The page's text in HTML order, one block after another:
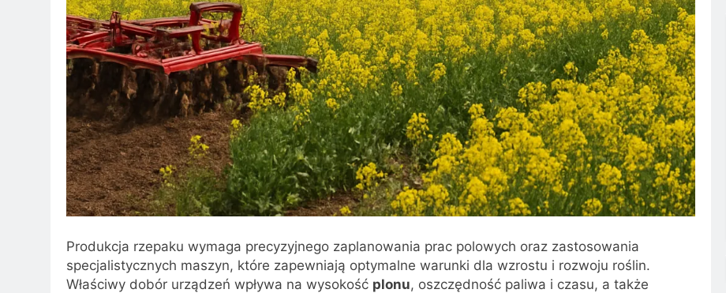
Produkcja rzepaku wymaga precyzyjnego zaplanowania prac polowych oraz zastosowania
specjalistycznych maszyn, które zapewniają optymalne warunki dla wzrostu i rozwoju roślin.
Właściwy dobór urządzeń wpływa na wysokość plonu, oszczędność paliwa i czasu, a także